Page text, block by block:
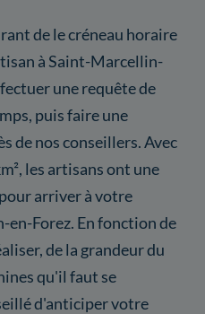
de le créneau horaire
à Saint-Marcellin-
une requête de
puis faire une
de nos conseillers. Avec
les artisans ont une
arriver à votre
Forez. En fonction de
de la grandeur du
qu'il faut se
d'anticiper votre